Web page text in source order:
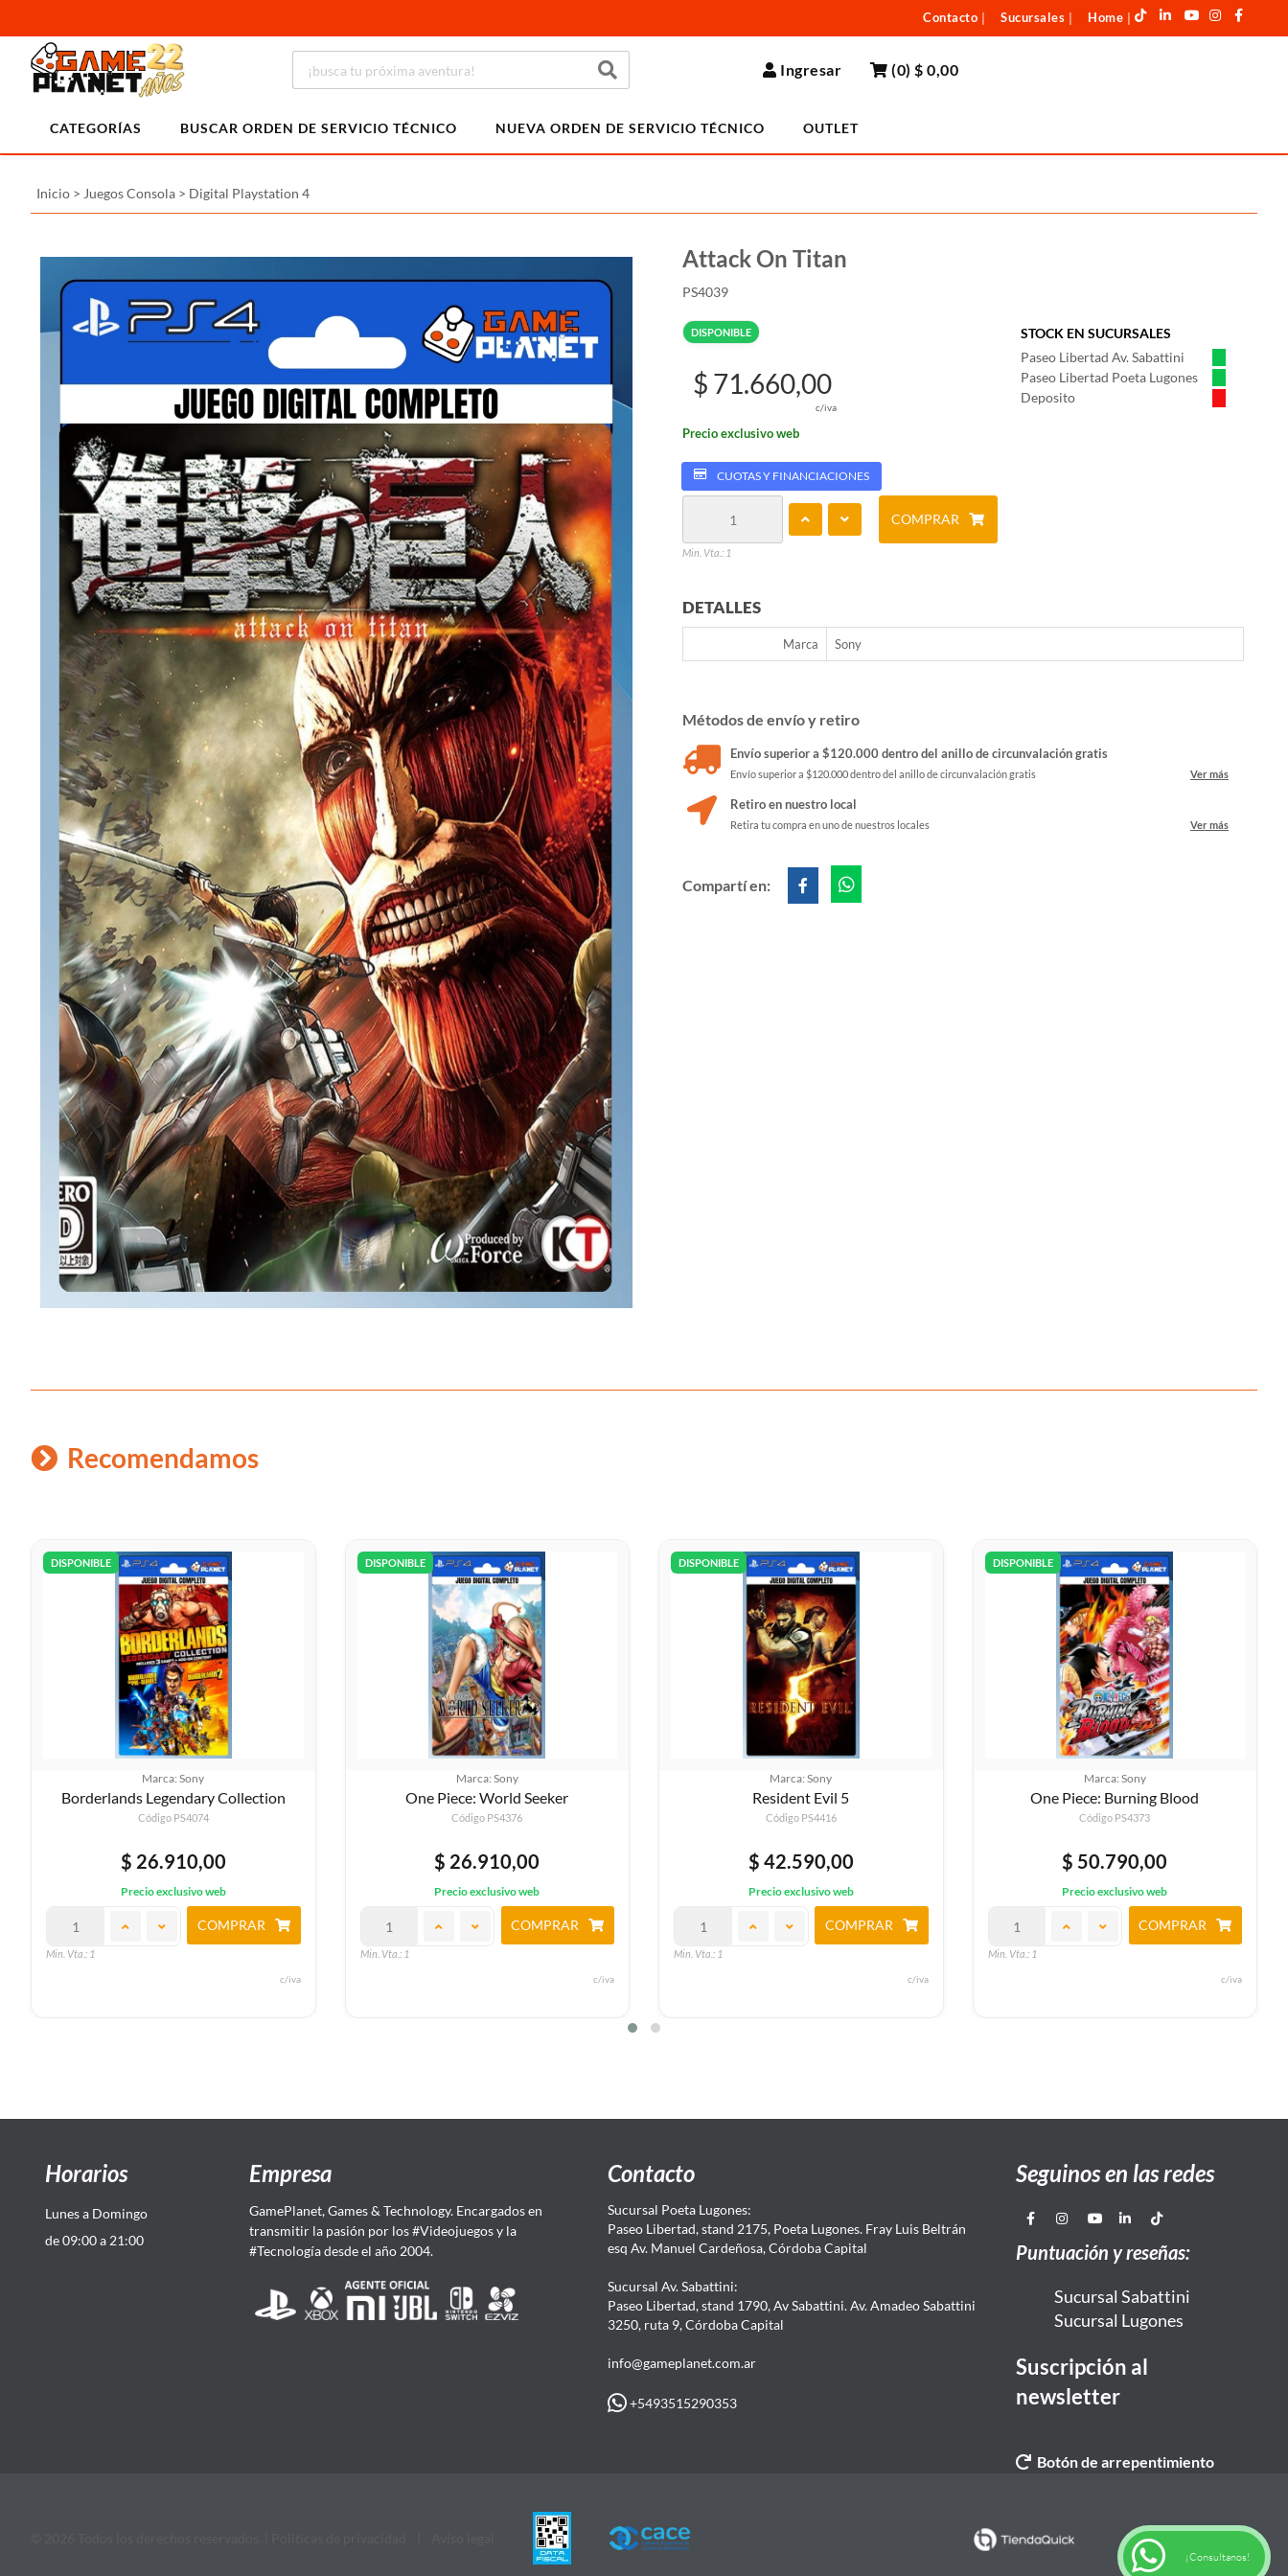
Contacto Sucursales Home
Ingresar (0)$ 0,00
CATEGORÍAS BUSCAR ORDEN DE SERVICIO TÉCNICO NUEVA ORDEN DE SERVICIO TÉCNICO OUTLET
Inicio > Juegos Consola > Digital Playstation 4
Attack On Titan
PS4039
DISPONIBLE
STOCK EN SUCURSALES
Paseo Libertad Av. Sabattini
Paseo Libertad Poeta Lugones
Deposito
$ 71.660,00
c/iva
Precio exclusivo web
CUOTAS Y FINANCIACIONES
Min. Vta.: 1
COMPRAR
DETALLES
Marca Sony
Métodos de envío y retiro
Envío superior a $120.000 dentro del anillo de circunvalación gratis
Envío superior a $120.000 dentro del anillo de circunvalación gratis Ver más
Retiro en nuestro local
Retira tu compra en uno de nuestros locales Ver más
Compartí en:
Recomendamos
DISPONIBLE
Marca: Sony
One Piece: World Seeker
Código PS4376
$ 26.910,00
Precio exclusivo web
Min. Vta.: 1
COMPRAR
c/iva
DISPONIBLE
Marca: Sony
Resident Evil 5
Código PS4416
$ 42.590,00
Precio exclusivo web
Min. Vta.: 1
COMPRAR
c/iva
DISPONIBLE
Marca: Sony
One Piece: Burning Blood
Código PS4373
$ 50.790,00
Precio exclusivo web
Min. Vta.: 1
COMPRAR
c/iva
DISPONIBLE
Marca: Sony
Olympic Games Tokio 2020
Código PS4764
$ 50.790,00
Precio exclusivo web
Min. Vta.: 1
COMPRAR
c/iva
Horarios
Lunes a Domingo
de 09:00 a 21:00
Empresa
GamePlanet, Games & Technology. Encargados en
transmitir la pasión por los #Videojuegos y la
#Tecnología desde el año 2004.
Contacto
Sucursal Poeta Lugones:
Paseo Libertad, stand 2175, Poeta Lugones. Fray Luis Beltrán
esq Av. Manuel Cardeñosa, Córdoba Capital
Sucursal Av. Sabattini:
Paseo Libertad, stand 1790, Av Sabattini. Av. Amadeo Sabattini
3250, ruta 9, Córdoba Capital
info@gameplanet.com.ar
+5493515290353
Seguinos en las redes
Puntuación y reseñas:
Sucursal Sabattini
Sucursal Lugones
Suscripción al
newsletter
Botón de arrepentimiento
¡Consultanos!